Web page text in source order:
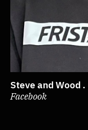
Steve and Wood .
Facebook